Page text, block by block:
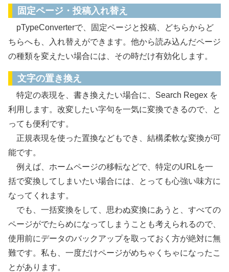
固定ページ・投稿入れ替え
pTypeConverterで、固定ページと投稿、どちらからど
ちらへも、入れ替えができます。他から読み込んだページ
の種類を変えたい場合には、その時だけ有効化します。
文字の置き換え
特定の表現を、書き換えたい場合に、Search Regex を
利用します。改変したい字句を一気に変換できるので、と
っても便利です。
正規表現を使った置換などもでき、結構柔軟な変換が可
能です。
例えば、ホームページの移転などで、特定のURLを一
括で変換してしまいたい場合には、とっても心強い味方に
なってくれます。
でも、一括変換をして、思わぬ変換にあうと、すべての
ページがでたらめになってしまうことも考えられるので、
使用前にデータのバックアップを取っておく方が絶対に無
難です。私も、一度だけページがめちゃくちゃになったこ
とがあります。